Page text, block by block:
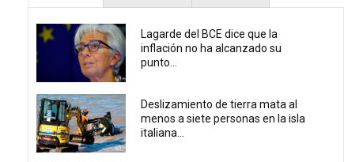
Lagarde del BCE dice que la
inflación no ha alcanzado su
punto...
Deslizamiento de tierra mata al
menos a siete personas en la isla
italiana...